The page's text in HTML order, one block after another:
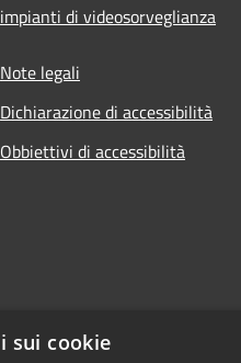
impianti di videosorveglianza
Note legali
Dichiarazione di accessibilità
Obbiettivi di accessibilità
sui cookie